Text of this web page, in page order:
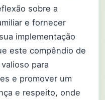
sobre a
e fornecer
implementação
este compêndio de
para
e promover um
e respeito, onde